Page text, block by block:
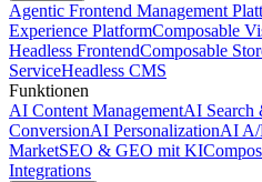
Agentic Frontend Management
Experience PlatformComposable
Headless FrontendComposable
ServiceHeadless CMS
Funktionen
AI Content ManagementAI Search
ConversionAI PersonalizationAI A/
MarketSEO & GEO mit KI
Integrations